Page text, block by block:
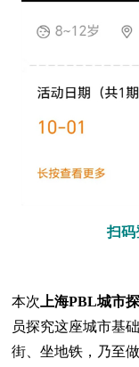
扫码
本次 上海PBL城市
员探究这座城市基
街、坐地铁，乃至